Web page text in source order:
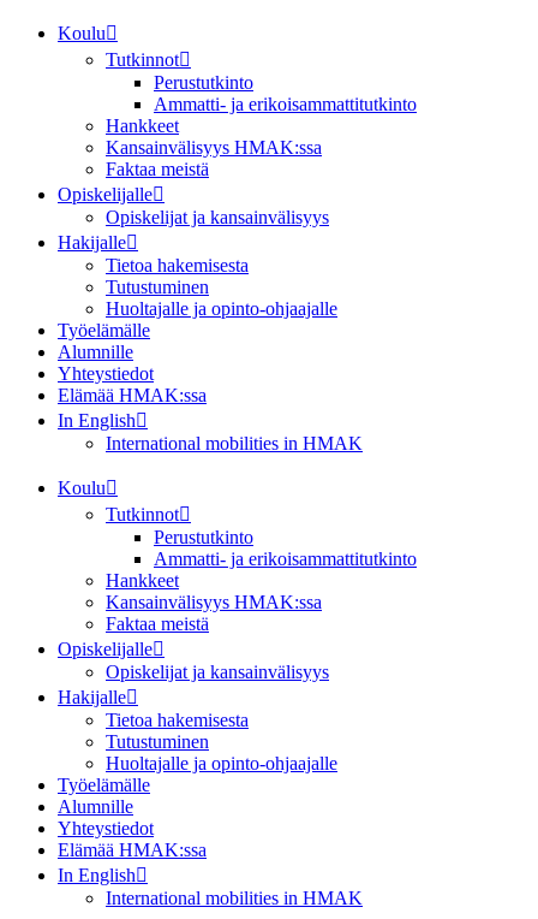
Koulu
Tutkinnot
Perustutkinto
Ammatti- ja erikoisammattitutkinto
Hankkeet
Kansainvälisyys HMAK:ssa
Faktaa meistä
Opiskelijalle
Opiskelijat ja kansainvälisyys
Hakijalle
Tietoa hakemisesta
Tutustuminen
Huoltajalle ja opinto-ohjaajalle
Työelämälle
Alumnille
Yhteystiedot
Elämää HMAK:ssa
In English
International mobilities in HMAK
Koulu
Tutkinnot
Perustutkinto
Ammatti- ja erikoisammattitutkinto
Hankkeet
Kansainvälisyys HMAK:ssa
Faktaa meistä
Opiskelijalle
Opiskelijat ja kansainvälisyys
Hakijalle
Tietoa hakemisesta
Tutustuminen
Huoltajalle ja opinto-ohjaajalle
Työelämälle
Alumnille
Yhteystiedot
Elämää HMAK:ssa
In English
International mobilities in HMAK